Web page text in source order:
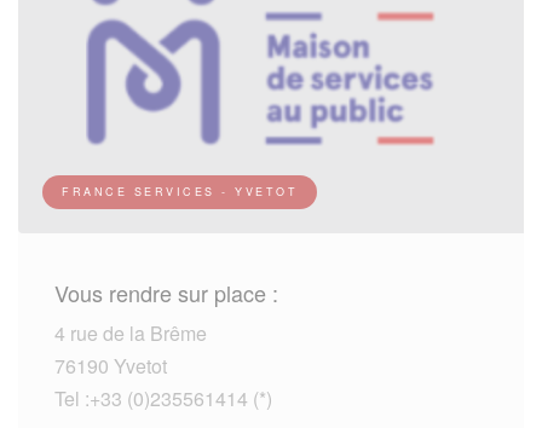
FRANCE SERVICES - YVETOT
Vous rendre sur place :
4 rue de la Brême
76190 Yvetot
Tel :+33 (0)235561414 (*)